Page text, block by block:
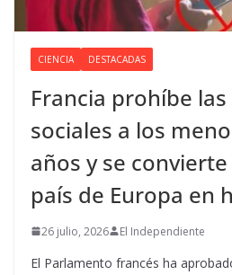
CIENCIA DESTACADAS
Francia prohíbe
sociales a los
años y se
país de Europa en
26 julio, 2026 El Independiente
El Parlamento francés ha